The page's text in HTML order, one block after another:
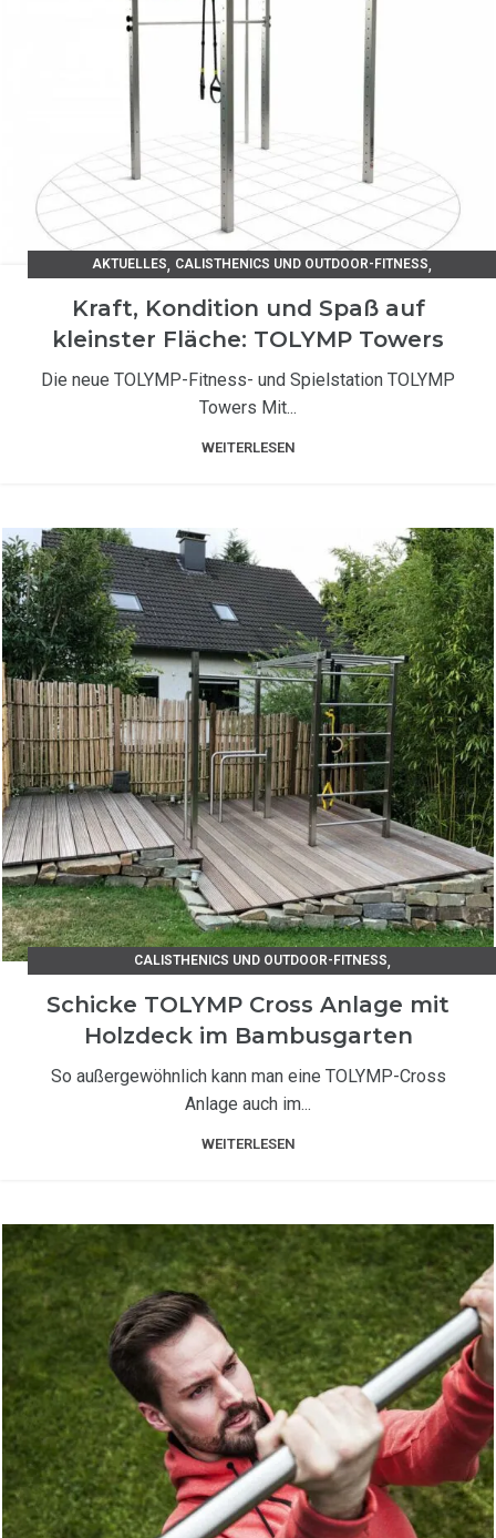
AKTUELLES, CALISTHENICS UND OUTDOOR-FITNESS,
Kraft, Kondition und Spaß auf
kleinster Fläche: TOLYMP Towers
Die neue TOLYMP-Fitness- und Spielstation TOLYMP
Towers Mit...
WEITERLESEN
CALISTHENICS UND OUTDOOR-FITNESS,
Schicke TOLYMP Cross Anlage mit
Holzdeck im Bambusgarten
So außergewöhnlich kann man eine TOLYMP-Cross
Anlage auch im...
WEITERLESEN